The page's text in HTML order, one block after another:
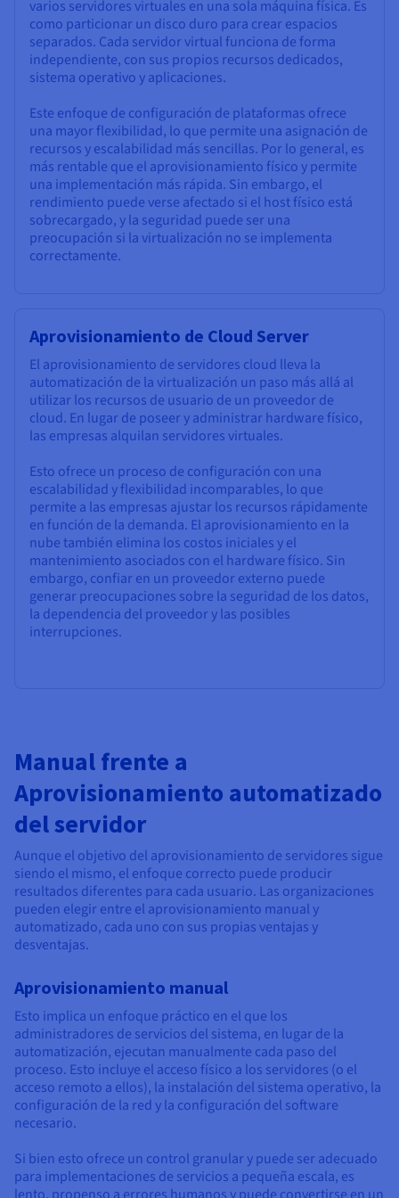
varios servidores virtuales en una sola máquina física. Es
como particionar un disco duro para crear espacios
separados. Cada servidor virtual funciona de forma
independiente, con sus propios recursos dedicados,
sistema operativo y aplicaciones.
Este enfoque de configuración de plataformas ofrece
una mayor flexibilidad, lo que permite una asignación de
recursos y escalabilidad más sencillas. Por lo general, es
más rentable que el aprovisionamiento físico y permite
una implementación más rápida. Sin embargo, el
rendimiento puede verse afectado si el host físico está
sobrecargado, y la seguridad puede ser una
preocupación si la virtualización no se implementa
correctamente.
Aprovisionamiento de Cloud Server
El aprovisionamiento de servidores cloud lleva la
automatización de la virtualización un paso más allá al
utilizar los recursos de usuario de un proveedor de
cloud. En lugar de poseer y administrar hardware físico,
las empresas alquilan servidores virtuales.
Esto ofrece un proceso de configuración con una
escalabilidad y flexibilidad incomparables, lo que
permite a las empresas ajustar los recursos rápidamente
en función de la demanda. El aprovisionamiento en la
nube también elimina los costos iniciales y el
mantenimiento asociados con el hardware físico. Sin
embargo, confiar en un proveedor externo puede
generar preocupaciones sobre la seguridad de los datos,
la dependencia del proveedor y las posibles
interrupciones.
Manual frente a
Aprovisionamiento automatizado
del servidor
Aunque el objetivo del aprovisionamiento de servidores sigue
siendo el mismo, el enfoque correcto puede producir
resultados diferentes para cada usuario. Las organizaciones
pueden elegir entre el aprovisionamiento manual y
automatizado, cada uno con sus propias ventajas y
desventajas.
Aprovisionamiento manual
Esto implica un enfoque práctico en el que los
administradores de servicios del sistema, en lugar de la
automatización, ejecutan manualmente cada paso del
proceso. Esto incluye el acceso físico a los servidores (o el
acceso remoto a ellos), la instalación del sistema operativo, la
configuración de la red y la configuración del software
necesario.
Si bien esto ofrece un control granular y puede ser adecuado
para implementaciones de servicios a pequeña escala, es